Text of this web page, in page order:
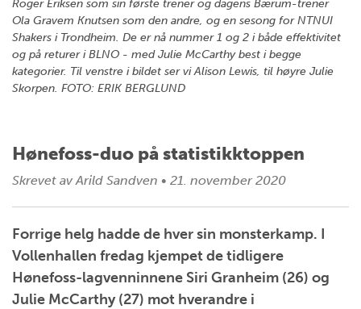
Roger Eriksen som sin første trener og dagens Bærum-trener
Ola Gravem Knutsen som den andre, og en sesong for NTNUI
Shakers i Trondheim. De er nå nummer 1 og 2 i både effektivitet
og på returer i BLNO - med Julie McCarthy best i begge
kategorier. Til venstre i bildet ser vi Alison Lewis, til høyre Julie
Skorpen. FOTO: ERIK BERGLUND
Hønefoss-duo på statistikktoppen
Skrevet av Arild Sandven • 21. november 2020
Forrige helg hadde de hver sin monsterkamp. I
Vollenhallen fredag kjempet de tidligere
Hønefoss-lagvenninnene Siri Granheim (26) og
Julie McCarthy (27) mot hverandre i